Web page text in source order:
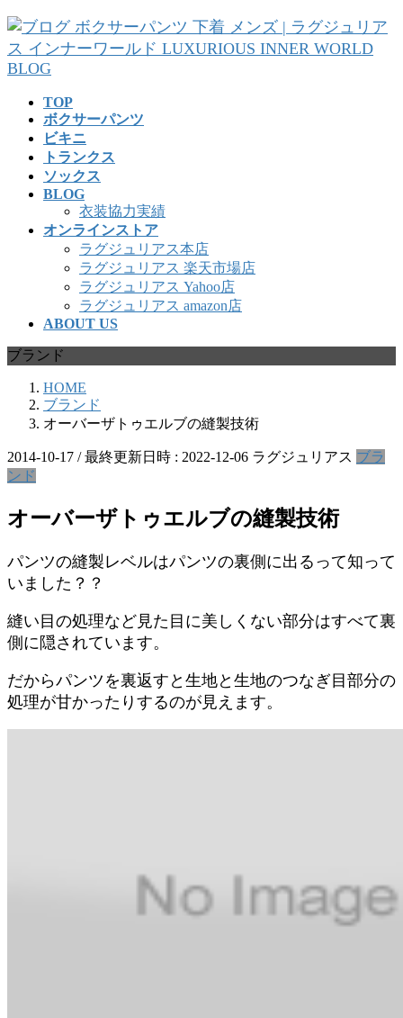
コ
ン
テ
ン
ナ
ビ
ゲ
ー
TOP
ボクサーパンツ
ビキニ
トランクス
ソックス
BLOG
衣装協力実績
オンラインストア
ラグジュリアス本店
ラグジュリアス 楽天市場店
ラグジュリアス Yahoo店
ラグジュリアス amazon店
ABOUT US
ブランド
HOME
ブランド
オーバーザトゥエルブの縫製技術
2014-10-17 / 最終更新日時 : 2022-12-06 ラグジュリアス ブラ
ンド
オーバーザトゥエルブの縫製技術
パンツの縫製レベルはパンツの裏側に出るって知って
いました？？
縫い目の処理など見た目に美しくない部分はすべて裏
側に隠されています。
だからパンツを裏返すと生地と生地のつなぎ目部分の
処理が甘かったりするのが見えます。